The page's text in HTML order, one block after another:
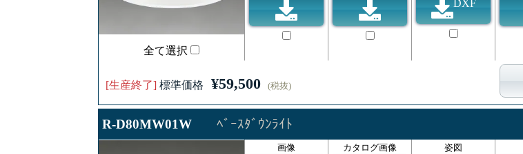
全て選択
DXF
[生産終了] 標準価格 ¥59,500 (税抜)
R-D80MW01W ﾍﾞｰｽﾀﾞｳﾝﾗｲﾄ
画像 カタログ画像 姿図